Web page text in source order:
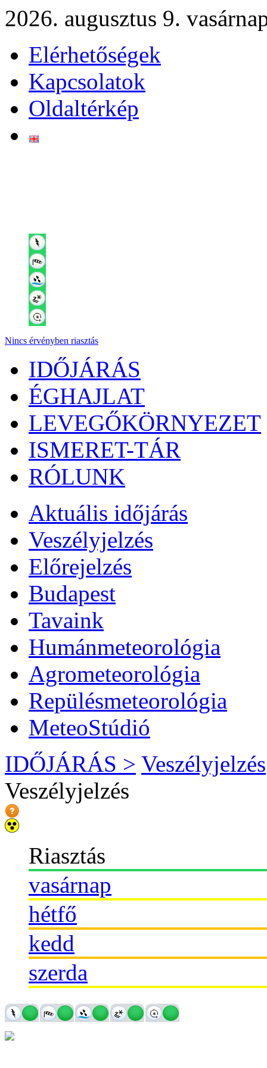
2026. augusztus 9.
Elérhetőségek
Kapcsolatok
Oldaltérkép
Nincs érvényben riasztás
IDŐJÁRÁS
ÉGHAJLAT
LEVEGŐKÖRNYEZET
ISMERET-TÁR
RÓLUNK
Aktuális időjárás
Veszélyjelzés
Előrejelzés
Budapest
Tavaink
Humánmeteorológia
Agrometeorológia
Repülésmeteorológia
MeteoStúdió
IDŐJÁRÁS > Veszélyjelzés
Veszélyjelzés
Riasztás
vasárnap
hétfő
kedd
szerda